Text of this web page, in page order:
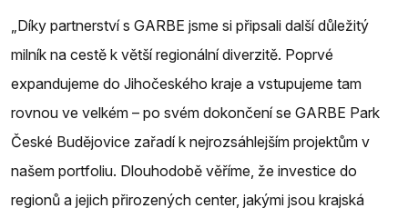
„Díky partnerství s GARBE jsme si připsali další důležitý
milník na cestě k větší regionální diverzitě. Poprvé
expandujeme do Jihočeského kraje a vstupujeme tam
rovnou ve velkém – po svém dokončení se GARBE Park
České Budějovice zařadí k nejrozsáhlejším projektům v
našem portfoliu. Dlouhodobě věříme, že investice do
regionů a jejich přirozených center, jakými jsou krajská